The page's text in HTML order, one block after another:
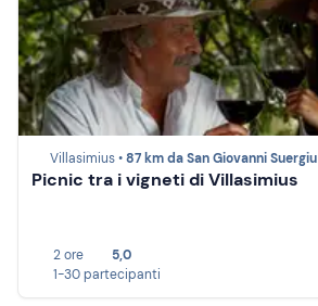
Villasimius •87 km da San Giovanni Suergiu
Picnic tra i vigneti di Villasimius
2 ore
5,0
1-30 partecipanti